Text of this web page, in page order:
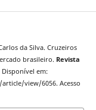
da Silva. Cruzeiros
brasileiro. Revista
Disponível em:
view/6056. Acesso